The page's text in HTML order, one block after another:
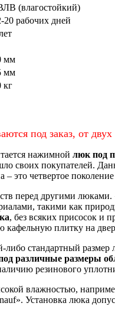
(влагостойкий)
20 рабочих дней
мм
мм
кг
под заказ, от двух
нажимной люк под
своих покупателей.
это четвертое
перед другими люками.
такими как
, без всяких присосок и
кафельную плитку на
стандартный размер
различные размеры
резинового
влажностью,
Установка люка